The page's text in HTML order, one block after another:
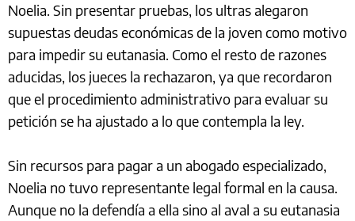
Noelia. Sin presentar pruebas, los ultras alegaron
supuestas deudas económicas de la joven como motivo
para impedir su eutanasia. Como el resto de razones
aducidas, los jueces la rechazaron, ya que recordaron
que el procedimiento administrativo para evaluar su
petición se ha ajustado a lo que contempla la ley.
Sin recursos para pagar a un abogado especializado,
Noelia no tuvo representante legal formal en la causa.
Aunque no la defendía a ella sino al aval a su eutanasia